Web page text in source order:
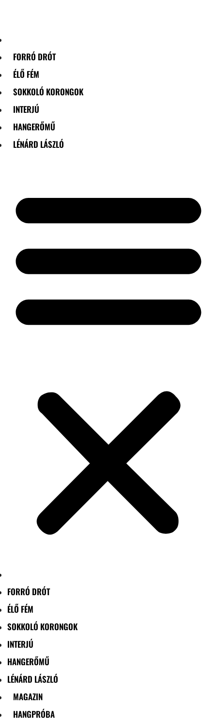
FORRÓ DRÓT
ÉLŐ FÉM
SOKKOLÓ KORONGOK
INTERJÚ
HANGERŐMŰ
LÉNÁRD LÁSZLÓ
FORRÓ DRÓT
ÉLŐ FÉM
SOKKOLÓ KORONGOK
INTERJÚ
HANGERŐMŰ
LÉNÁRD LÁSZLÓ
MAGAZIN
HANGPRÓBA